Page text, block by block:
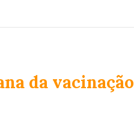
da vacinação